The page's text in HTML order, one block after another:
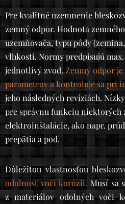
Pre kvalitné uzemnenie
zemný odpor. Hodnota
uzemňovača, typu pôdy
vlhkosti. Normy predpisujú
jednotlivý zvod.Zemný odpor
parametrov a kontroluje sa pri
jeho následných revíziách.
pre správnu funkciu niektorých
elektroinštalácie, ako napr.
prepätia a pod.
Dôležitou vlastnosťou
odolnosť voči korózii. Musí sa
z materiálov odolných voči